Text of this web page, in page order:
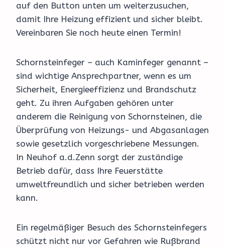
auf den Button unten um weiterzusuchen,
damit Ihre Heizung effizient und sicher bleibt.
Vereinbaren Sie noch heute einen Termin!
Schornsteinfeger – auch Kaminfeger genannt –
sind wichtige Ansprechpartner, wenn es um
Sicherheit, Energieeffizienz und Brandschutz
geht. Zu ihren Aufgaben gehören unter
anderem die Reinigung von Schornsteinen, die
Überprüfung von Heizungs- und Abgasanlagen
sowie gesetzlich vorgeschriebene Messungen.
In Neuhof a.d.Zenn sorgt der zuständige
Betrieb dafür, dass Ihre Feuerstätte
umweltfreundlich und sicher betrieben werden
kann.
Ein regelmäßiger Besuch des Schornsteinfegers
schützt nicht nur vor Gefahren wie Rußbrand